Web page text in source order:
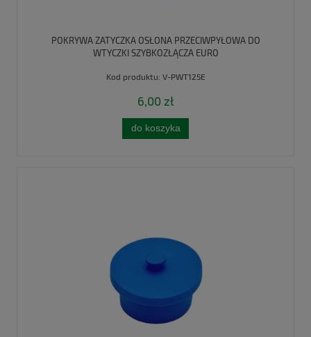
POKRYWA ZATYCZKA OSŁONA PRZECIWPYŁOWA DO
WTYCZKI SZYBKOZŁĄCZA EURO
Kod produktu: V-PWT125E
6,00 zł
do koszyka